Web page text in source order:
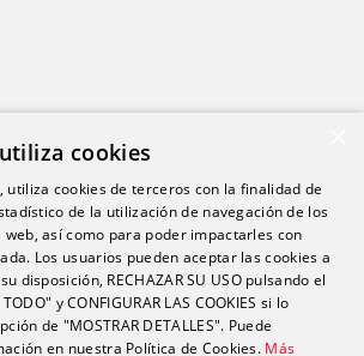
educativa
cookies
utiliza cookies de terceros con la finalidad de
de la utilización de navegación de los
así como para poder impactarles con
Los usuarios pueden aceptar las cookies a
disposición, RECHAZAR SU USO pulsando el
y CONFIGURAR LAS COOKIES si lo
de "MOSTRAR DETALLES". Puede
en nuestra Política de Cookies. Más